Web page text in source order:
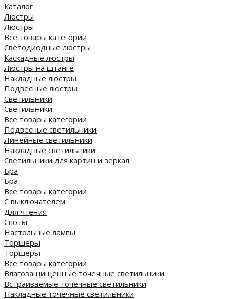
Каталог
Люстры
Люстры
Все товары категории
Светодиодные люстры
Каскадные люстры
Люстры на штанге
Накладные люстры
Подвесные люстры
Светильники
Светильники
Все товары категории
Подвесные светильники
Линейные светильники
Накладные светильники
Светильники для картин и зеркал
Бра
Бра
Все товары категории
С выключателем
Для чтения
Споты
Настольные лампы
Торшеры
Торшеры
Все товары категории
Влагозащищенные точечные светильники
Встраиваемые точечные светильники
Накладные точечные светильники